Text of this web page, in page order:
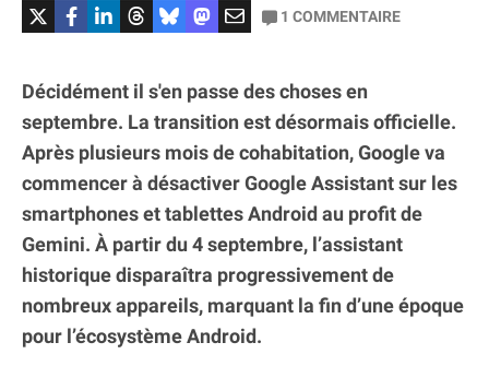
1 COMMENTAIRE
Décidément il s'en passe des choses en
septembre. La transition est désormais officielle.
Après plusieurs mois de cohabitation, Google va
commencer à désactiver Google Assistant sur les
smartphones et tablettes Android au profit de
Gemini. À partir du 4 septembre, l’assistant
historique disparaîtra progressivement de
nombreux appareils, marquant la fin d’une époque
pour l’écosystème Android.